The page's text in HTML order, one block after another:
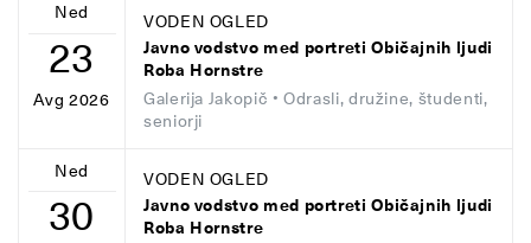
Ned
23
Avg 2026
VODEN OGLED
Javno vodstvo med portreti Običajnih ljudi
Roba Hornstre
Galerija Jakopič • Odrasli, družine, študenti,
seniorji
Ned
30
VODEN OGLED
Javno vodstvo med portreti Običajnih ljudi
Roba Hornstre